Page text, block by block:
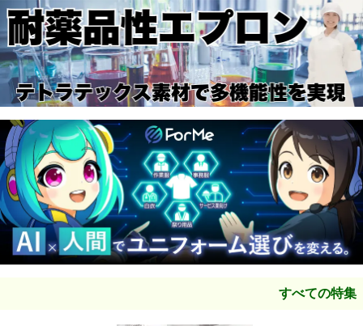
■住商モンブラン フードファクトリー 2022
を掲載しまし
た。
■ビーバーズキャップ FOOD’S CAP COLLECTION#04カタ
ログをアップしました。
■ガードナー ADCLEAN Whiteを掲載しました。
■ダック消耗品カタログを掲載しました。
■割れない鏡リフェクスミラー の 新商品 を掲載しました。
■チトセ arbe 2021 を掲載しました。
■あなたの心を鮮やかにしますジンナイ SHAVALVAを掲載
東洋リントフリー
すべての特集